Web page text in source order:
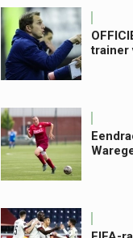
trainer